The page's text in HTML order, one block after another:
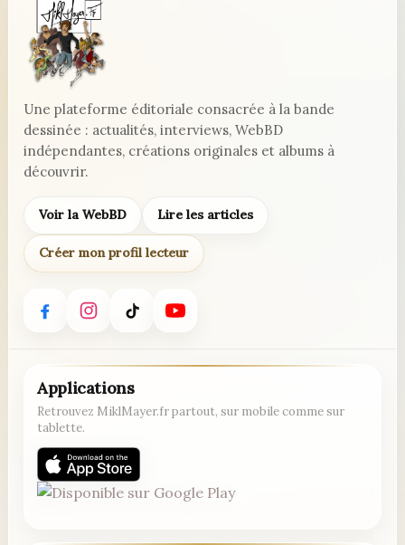
Une plateforme éditoriale consacrée à la bande
dessinée : actualités, interviews, WebBD
indépendantes, créations originales et albums à
découvrir.
Voir la WebBD Lire les articles
Créer mon profil lecteur
Applications
Retrouvez MiklMayer.fr partout, sur mobile comme sur
tablette.